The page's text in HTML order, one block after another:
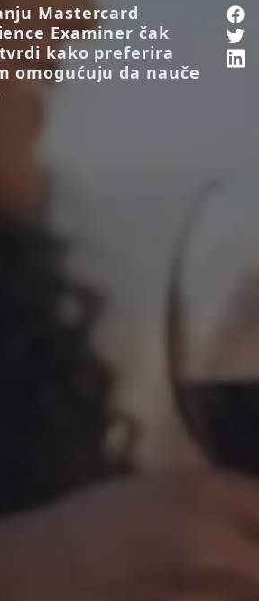
Mastercard
Examiner čak
kako preferira
omogućuju da nauče